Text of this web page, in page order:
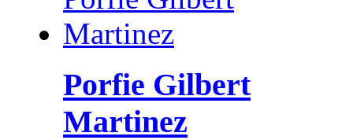
Porfie Gilbert
Martinez